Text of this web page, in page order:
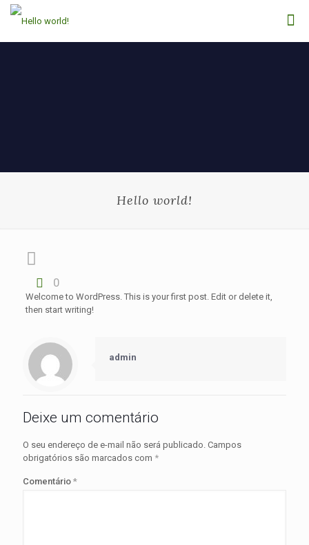
Hello world!
0
Welcome to WordPress. This is your first post. Edit or delete it,
then start writing!
admin
Deixe um comentário
O seu endereço de e-mail não será publicado. Campos
obrigatórios são marcados com *
Comentário *